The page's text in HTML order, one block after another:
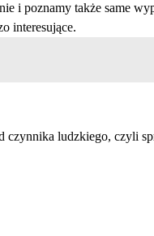
i poznamy także same
interesujące.
czynnika ludzkiego, czyli